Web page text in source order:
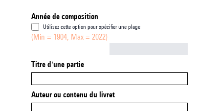
Année de composition
Utilisez cette option pour spécifier une plage
(Min = 1904, Max = 2022)
Titre d'une partie
Auteur ou contenu du livret